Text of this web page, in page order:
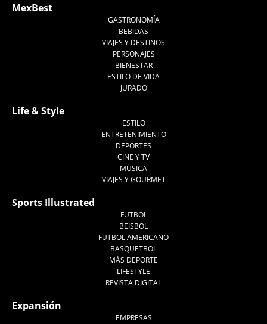
MexBest
GASTRONOMÍA
BEBIDAS
VIAJES Y DESTINOS
PERSONAJES
BIENESTAR
ESTILO DE VIDA
JURADO
Life & Style
ESTILO
ENTRETENIMIENTO
DEPORTES
CINE Y TV
MÚSICA
VIAJES Y GOURMET
Sports Illustrated
FUTBOL
BEISBOL
FUTBOL AMERICANO
BASQUETBOL
MÁS DEPORTE
LIFESTYLE
REVISTA DIGITAL
Expansión
EMPRESAS